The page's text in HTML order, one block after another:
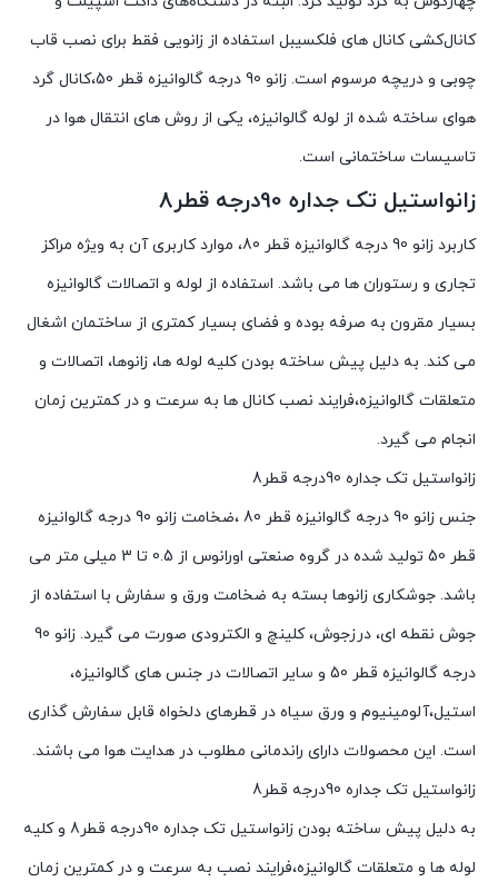
کانال‌کشی کانال های فلکسیبل استفاده از زانویی فقط برای نصب قاب
چوبی و دریچه مرسوم است. زانو 90 درجه گالوانیزه قطر 50،کانال گرد
هوای ساخته شده از لوله گالوانیزه، یکی از روش های انتقال هوا در
تاسیسات ساختمانی است.
زانواستیل تک جداره 90درجه قطر8
کاربرد زانو 90 درجه گالوانیزه قطر 80، موارد کاربری آن به ویژه مراکز
تجاری و رستوران ها می باشد. استفاده از لوله و اتصالات گالوانیزه
بسیار مقرون به صرفه بوده و فضای بسیار کمتری از ساختمان اشغال
می کند. به دلیل پیش ساخته بودن کلیه لوله ها، زانوها، اتصالات و
متعلقات گالوانیزه،فرایند نصب کانال ها به سرعت و در کمترین زمان
انجام می گیرد.
زانواستیل تک جداره 90درجه قطر8
جنس زانو 90 درجه گالوانیزه قطر 80 ،ضخامت زانو 90 درجه گالوانیزه
قطر 50 تولید شده در گروه صنعتی اورانوس از 0.5 تا 3 میلی متر می
باشد. جوشکاری زانوها بسته به ضخامت ورق و سفارش با استفاده از
جوش نقطه ای، درزجوش، کلینچ و الکترودی صورت می گیرد. زانو 90
درجه گالوانیزه قطر 50 و سایر اتصالات در جنس های گالوانیزه،
استیل،آلومینیوم و ورق سیاه در قطرهای دلخواه قابل سفارش گذاری
است. این محصولات دارای راندمانی مطلوب در هدایت هوا می باشند.
زانواستیل تک جداره 90درجه قطر8
به دلیل پیش ساخته بودن زانواستیل تک جداره 90درجه قطر8 و کلیه
لوله ها و متعلقات گالوانیزه،فرایند نصب به سرعت و در کمترین زمان